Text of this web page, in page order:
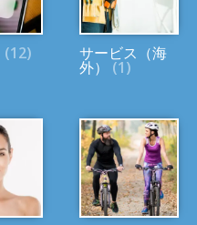
(12) サービス（海
外） (1)